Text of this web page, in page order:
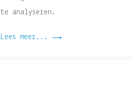
te analyseren.
Lees meer...